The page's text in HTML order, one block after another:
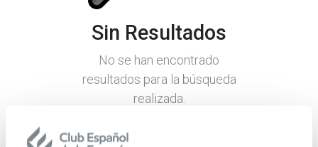
Sin Resultados
No se han encontrado
resultados para la búsqueda
realizada.